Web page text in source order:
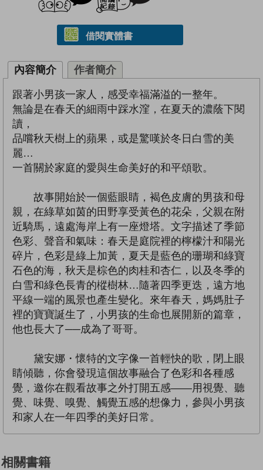
借閱實體書
內容簡介 作者簡介
跟著小男孩一家人，感受幸福滿溢的一整年。
無論是在春天的細雨中踩水漥，在夏天的濃蔭下閱
讀，
品嚐秋天樹上的蘋果，或是驚嘆於冬日白雪的美
麗…
一首關於家庭的愛與生命美好的和平頌歌。
故事開始於一個藍眼睛，褐色皮膚的男孩和母
親，在綠草如茵的田野享受黃色的花朵，父親在附
近騎馬，遠處海岸上有一座燈塔。文字描述了季節
色彩、聲音和氣味：春天是庭院裡的檸檬汁和陽光
碎片，色彩是綠上加黃，夏天是藍色的珊瑚和綠寶
石色的海，秋天是棕色的肉桂和杏仁，以及冬季的
白雪和綠色長青的樅樹林…隨著四季更迭，遠方地
平線一端的風景也產生變化。來年春天，媽媽肚子
裡的寶寶誕生了，小男孩的生命也展開新的篇章，
他也長大了──成為了哥哥。
黛安娜・懷特的文字像一首輕快的歌，閉上眼
睛傾聽，你會發現這個故事融合了色彩和各種感
覺，邀你在觀看故事之外打開五感——用視覺、聽
覺、味覺、嗅覺、觸覺五感的想像力，參與小男孩
和家人在一年四季的美好日常。
相關書籍